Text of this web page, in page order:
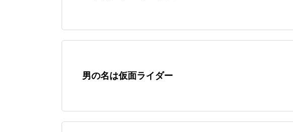
男の名は仮面ライダー